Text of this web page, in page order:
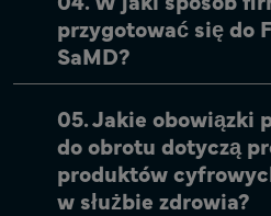
przygotować się do
SaMD?
05. Jakie obowiązki
do obrotu dotyczą
produktów
w służbie zdrowia?